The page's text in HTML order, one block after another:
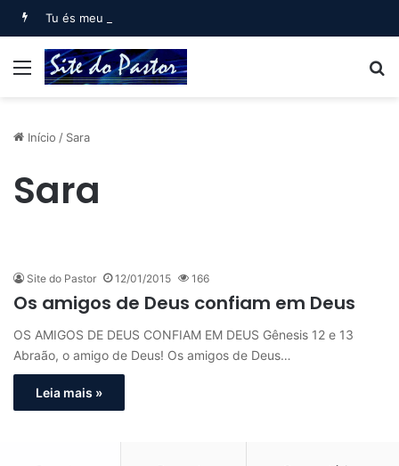
Tu és meu filho, Eu hoje te gerei (Salmo 2)
Menu
Início / Sara
Sara
Site do Pastor 12/01/2015 166
Os amigos de Deus confiam em Deus
OS AMIGOS DE DEUS CONFIAM EM DEUS Gênesis 12 e 13
Abraão, o amigo de Deus! Os amigos de Deus…
Leia mais »